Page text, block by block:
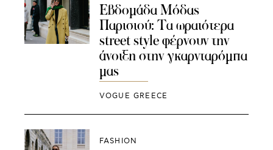
Εβδομάδα Μόδας
Παρισιού: Τα ωραιότερα
street style φέρνουν την
άνοιξη στην γκαρνταρόμπα
μας
VOGUE GREECE
FASHION